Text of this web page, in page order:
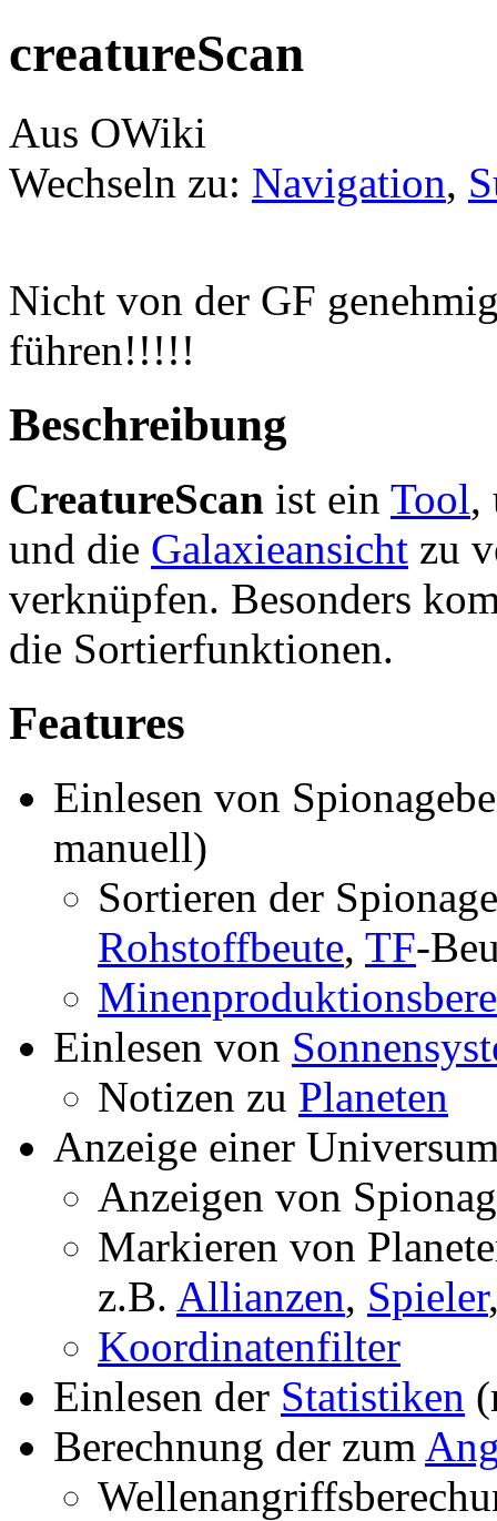
creatureScan
Aus OWiki
Wechseln zu: Navigation,
Nicht von der GF
führen!!!!!
Beschreibung
CreatureScan ist ein Tool,
und die Galaxieansicht zu
verknüpfen. Besonders
die Sortierfunktionen.
Features
Einlesen von
manuell)
Sortieren der
Rohstoffbeute, TF-
Einlesen von
Notizen zu Planeten
Anzeige einer
Anzeigen von
Markieren von
z.B. Allianzen, Spieler
Koordinatenfilter
Einlesen der Statistiken
Berechnung der zum